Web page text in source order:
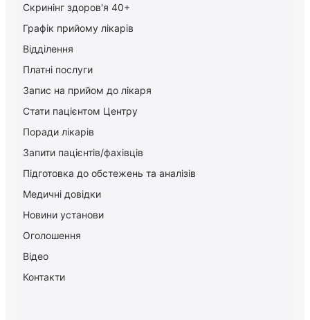
Скринінг здоров'я 40+
Графік прийому лікарів
Відділення
Платні послуги
Запис на прийом до лікаря
Стати пацієнтом Центру
Поради лікарів
Запити пацієнтів/фахівців
Підготовка до обстежень та аналізів
Медичні довідки
Новини установи
Оголошення
Відео
Контакти